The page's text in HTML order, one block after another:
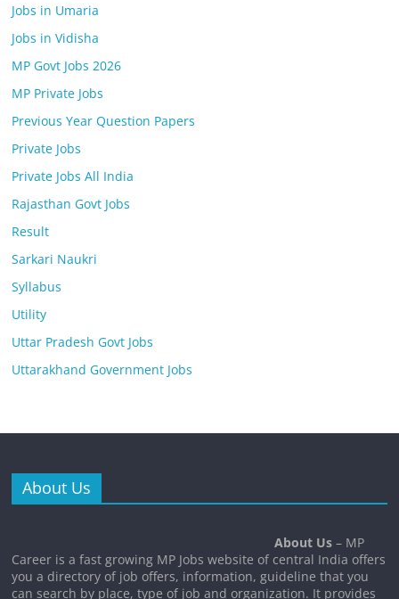
Jobs in Umaria
Jobs in Vidisha
MP Govt Jobs 2026
MP Private Jobs
Previous Year Question Papers
Private Jobs
Private Jobs All India
Rajasthan Govt Jobs
Result
Sarkari Naukri
Syllabus
Utility
Uttar Pradesh Govt Jobs
Uttarakhand Government Jobs
About Us
About Us – MP
Career is a fast growing MP Jobs website of central India offers
you a directory of job offers, information, guideline that you
can search by place, type of job and organization. It provides